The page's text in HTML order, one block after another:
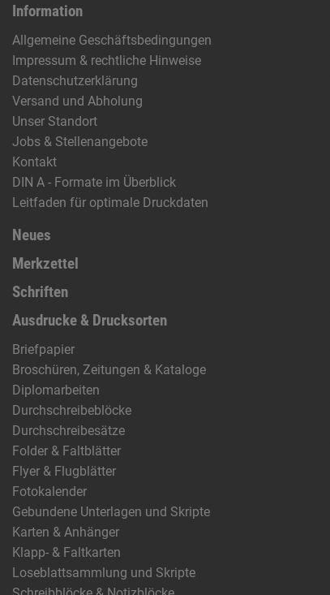
Information
Allgemeine Geschäftsbedingungen
Impressum & rechtliche Hinweise
Datenschutzerklärung
Versand und Abholung
Unser Standort
Jobs & Stellenangebote
Kontakt
DIN A - Formate im Überblick
Leitfaden für optimale Druckdaten
Neues
Merkzettel
Schriften
Ausdrucke & Drucksorten
Briefpapier
Broschüren, Zeitungen & Kataloge
Diplomarbeiten
Durchschreibeblöcke
Durchschreibesätze
Folder & Faltblätter
Flyer & Flugblätter
Fotokalender
Gebundene Unterlagen und Skripte
Karten & Anhänger
Klapp- & Faltkarten
Loseblattsammlung und Skripte